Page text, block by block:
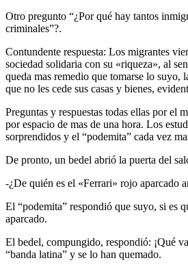
Otro pregunto “¿Por qué hay tantos
criminales”?.
Contundente respuesta: Los migrantes
sociedad solidaria con su «riqueza», al
queda mas remedio que tomarse lo suyo,
que no les cede sus casas y bienes,
Preguntas y respuestas todas ellas por el
por espacio de mas de una hora. Los
sorprendidos y el “podemita” cada vez
De pronto, un bedel abrió la puerta del
-¿De quién es el «Ferrari» rojo aparcado
El “podemita” respondió que suyo, si es
aparcado.
El bedel, compungido, respondió: ¡Qué
“banda latina” y se lo han quemado.